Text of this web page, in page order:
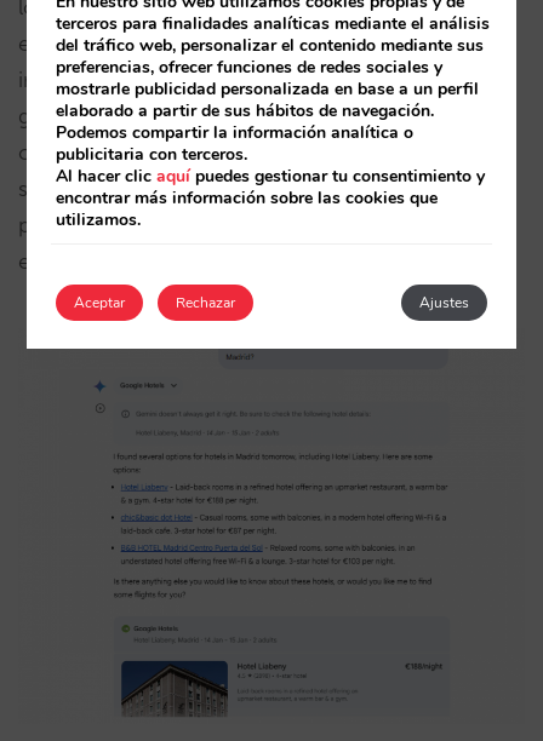
lo hicieron los metabuscadores hace una década,
es probablemente el próximo hito. Esto permitiría
integrar enlaces de reserva en los resultados
generados por IA. Gemini (Google) ya tiene esta
capacidad, mostrando ARI en tiempo real gracias a
su solución de metabúsqueda Google Hotels, y
permite enlaces directos a los anuncios detrás de
esos precios.
terceros para finalidades analíticas mediante el análisis
del tráfico web, personalizar el contenido mediante sus
preferencias, ofrecer funciones de redes sociales y
mostrarle publicidad personalizada en base a un perfil
elaborado a partir de sus hábitos de navegación.
Podemos compartir la información analítica o
publicitaria con terceros.
Al hacer clicaquípuedes gestionar tu consentimiento y
encontrar más información sobre las cookies que
utilizamos.
Aceptar Ajustes
Rechazar